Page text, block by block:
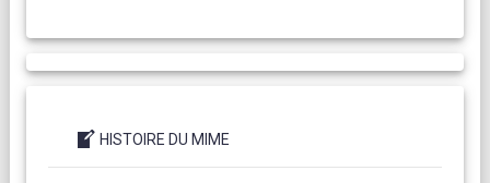
HISTOIRE DU MIME